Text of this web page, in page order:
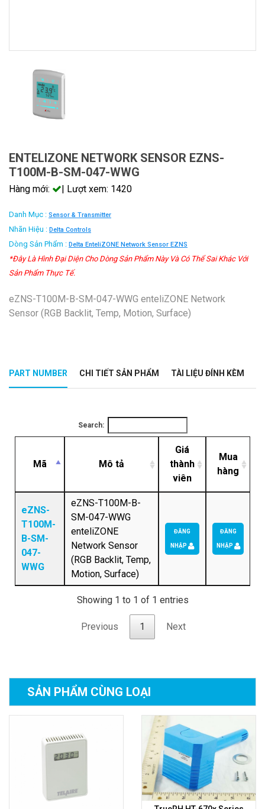
ENTELIZONE NETWORK SENSOR EZNS-
T100M-B-SM-047-WWG
Hàng mới: | Lượt xem: 1420
Danh Mục : Sensor & Transmitter
Nhãn Hiệu : Delta Controls
Dòng Sản Phẩm : Delta EnteliZONE Network Sensor EZNS
*Đây Là Hình Đại Diện Cho Dòng Sản Phẩm Này Và Có Thể Sai Khác Với
Sản Phẩm Thực Tế.
eZNS-T100M-B-SM-047-WWG enteliZONE Network
Sensor (RGB Backlit, Temp, Motion, Surface)
PART NUMBER CHI TIẾT SẢN PHẨM TÀI LIỆU ĐÍNH KÈM
Search:
Mã Mô tả
Giá
thành
viên
Mua
hàng
eZNS-
T100M-
B-SM-
047-
WWG
eZNS-T100M-B-
SM-047-WWG
enteliZONE
Network Sensor
(RGB Backlit, Temp,
Motion, Surface)
ĐĂNG
NHẬP
ĐĂNG
NHẬP
Showing 1 to 1 of 1 entries
Previous 1 Next
SẢN PHẨM CÙNG LOẠI